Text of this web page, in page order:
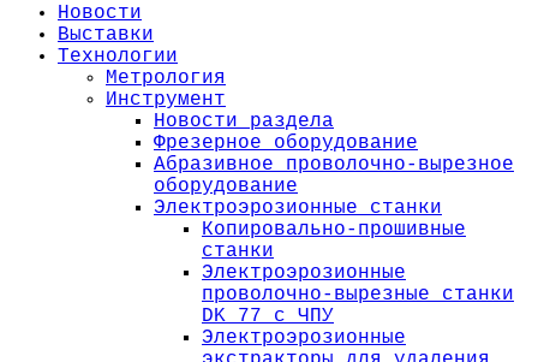
Новости
Выставки
Технологии
Метрология
Инструмент
Новости раздела
Фрезерное оборудование
Абразивное проволочно-вырезное
оборудование
Электроэрозионные станки
Копировально-прошивные
станки
Электроэрозионные
проволочно-вырезные станки
DK 77 с ЧПУ
Электроэрозионные